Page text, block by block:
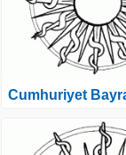
Cumhuriyet